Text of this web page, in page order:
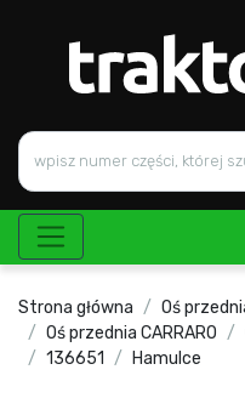
Strona główna
Oś
Oś przednia CARRARO
136651
Hamulce